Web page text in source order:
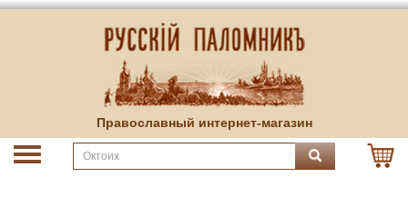
Православный интернет-магазин